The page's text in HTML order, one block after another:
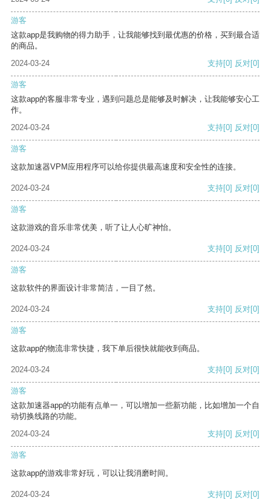
游客
这款app是我购物的得力助手，让我能够找到最优惠的价格，买到最合适
的商品。
2024-03-24
支持[0] 反对[0]
游客
这款app的客服非常专业，遇到问题总是能够及时解决，让我能够安心工
作。
2024-03-24
支持[0] 反对[0]
游客
这款加速器VPM应用程序可以给你提供最高速度和安全性的连接。
2024-03-24 支持[0] 反对[0]
游客
这款游戏的音乐非常优美，听了让人心旷神怡。
2024-03-24 支持[0] 反对[0]
游客
这款软件的界面设计非常简洁，一目了然。
2024-03-24 支持[0] 反对[0]
游客
这款app的物流非常快捷，我下单后很快就能收到商品。
2024-03-24 支持[0] 反对[0]
游客
这款加速器app的功能有点单一，可以增加一些新功能，比如增加一个自
动切换线路的功能。
2024-03-24
支持[0] 反对[0]
游客
这款app的游戏非常好玩，可以让我消磨时间。
2024-03-24 支持[0] 反对[0]